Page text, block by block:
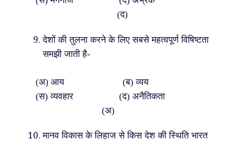
(द)
देशों की तुलना करने के लिए सबसे महत्वपूर्ण विषिष्टता
समझी जाती है-
(अ) आय (ब) व्यय
(स) व्यवहार (द) अनैतिकता
(अ)
मानव विकास के लिहाज से किस देश की स्थिति भारत